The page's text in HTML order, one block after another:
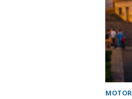
MOTOR